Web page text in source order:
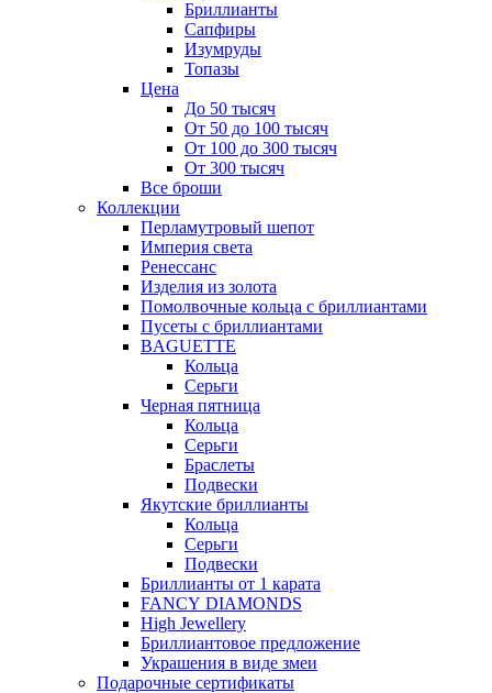
Бриллианты
Сапфиры
Изумруды
Топазы
Цена
До 50 тысяч
От 50 до 100 тысяч
От 100 до 300 тысяч
От 300 тысяч
Все броши
Коллекции
Перламутровый шепот
Империя света
Ренессанс
Изделия из золота
Помолвочные кольца с бриллиантами
Пусеты с бриллиантами
BAGUETTE
Кольца
Серьги
Черная пятница
Кольца
Серьги
Браслеты
Подвески
Якутские бриллианты
Кольца
Серьги
Подвески
Бриллианты от 1 карата
FANCY DIAMONDS
High Jewellery
Бриллиантовое предложение
Украшения в виде змеи
Подарочные сертификаты